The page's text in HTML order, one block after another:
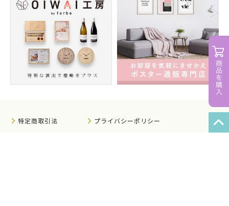
特定商取引法 プライバシーポリシー